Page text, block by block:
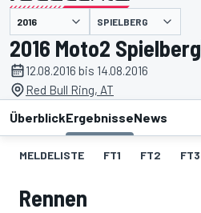
SPIELBERG
2016 Moto2 Spielberg
12.08.2016 bis 14.08.2016
Red Bull Ring, AT
ÜberblickErgebnisseNews
MELDELISTE FT1 FT2 FT3
Rennen